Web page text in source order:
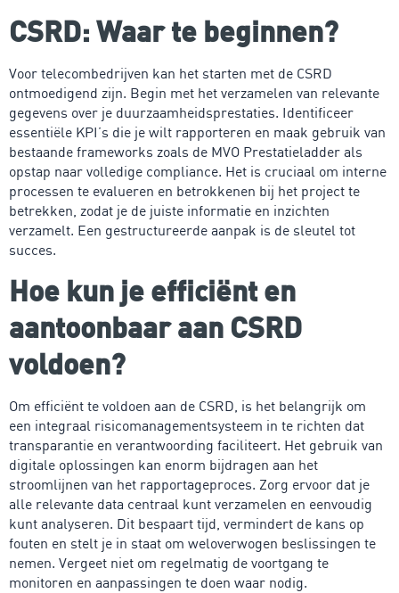
CSRD: Waar te beginnen?
Voor telecombedrijven kan het starten met de CSRD
ontmoedigend zijn. Begin met het verzamelen van relevante
gegevens over je duurzaamheidsprestaties. Identificeer
essentiële KPI’s die je wilt rapporteren en maak gebruik van
bestaande frameworks zoals de MVO Prestatieladder als
opstap naar volledige compliance. Het is cruciaal om interne
processen te evalueren en betrokkenen bij het project te
betrekken, zodat je de juiste informatie en inzichten
verzamelt. Een gestructureerde aanpak is de sleutel tot
succes.
Hoe kun je efficiënt en
aantoonbaar aan CSRD
voldoen?
Om efficiënt te voldoen aan de CSRD, is het belangrijk om
een integraal risicomanagementsysteem in te richten dat
transparantie en verantwoording faciliteert. Het gebruik van
digitale oplossingen kan enorm bijdragen aan het
stroomlijnen van het rapportageproces. Zorg ervoor dat je
alle relevante data centraal kunt verzamelen en eenvoudig
kunt analyseren. Dit bespaart tijd, vermindert de kans op
fouten en stelt je in staat om weloverwogen beslissingen te
nemen. Vergeet niet om regelmatig de voortgang te
monitoren en aanpassingen te doen waar nodig.